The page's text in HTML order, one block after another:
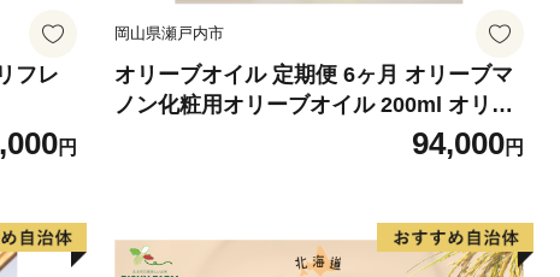
フレ
円
岡山県瀬戸内市
オリーブオイル 定期便 6ヶ月 オリーブマ
ノン化粧用オリーブオイル 200ml オリー
ブ オイル 美容 スキンケア 化粧用 油 オリ
94,000円